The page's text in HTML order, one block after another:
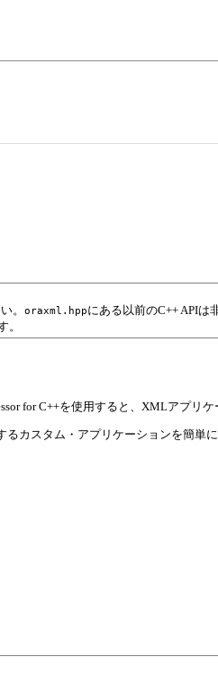
。 oraxml.hppにある以前のC++ APIは
。
for C++を使用すると、XMLアプ
カスタム・アプリケーションを簡